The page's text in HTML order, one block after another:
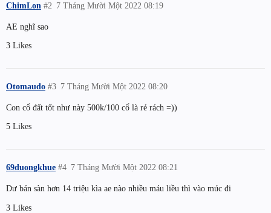
ChimLon 7 Tháng Mười Một 2022 08:19
#2
AE nghĩ sao
3 Likes
Otomaudo 7 Tháng Mười Một 2022 08:20
#3
Con cổ đất tốt như này 500k/100 cổ là rẻ rách =))
5 Likes
69duongkhue 7 Tháng Mười Một 2022 08:21
#4
Dư bán sàn hơn 14 triệu kìa ae nào nhiều máu liều thì vào múc đi
3 Likes